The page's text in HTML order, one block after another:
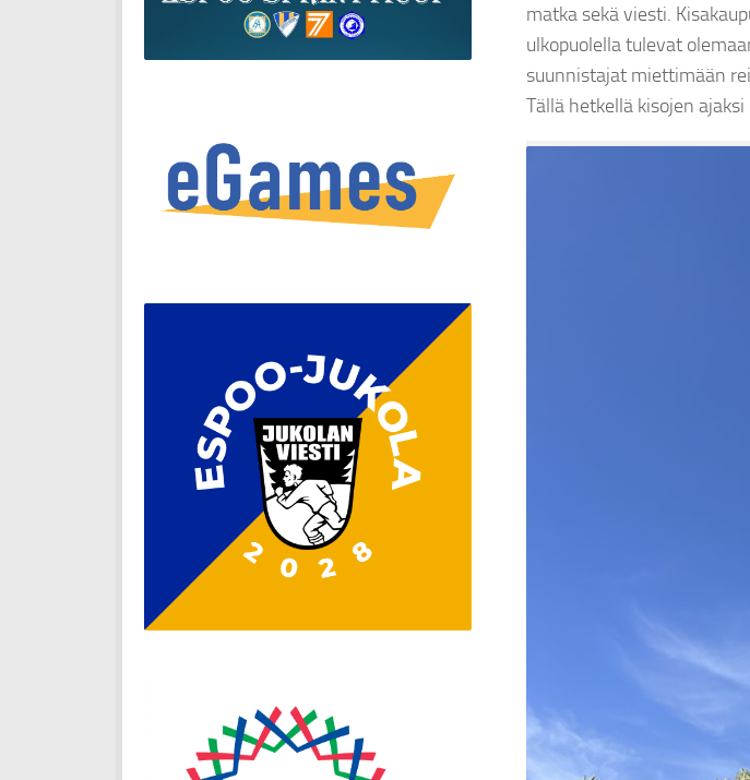
matka sekä viesti.
ulkopuolella tulevat
suunnistajat miettimään
Tällä hetkellä kisojen